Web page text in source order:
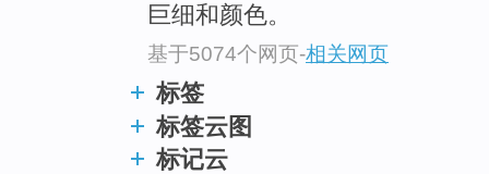
巨细和颜色。
基于5074个网页-相关网页
标签
标签云图
标记云